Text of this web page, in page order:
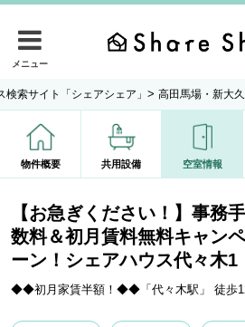
メニュー
検索サイト「シェアシェア」 > 高田馬場・新大
物件概要 共用設備 空室情報
【お急ぎください！】事務手
数料＆初月賃料無料キャンペ
ーン！シェアハウス代々木1
◆◆初月家賃半額！◆◆「代々木駅」 徒歩